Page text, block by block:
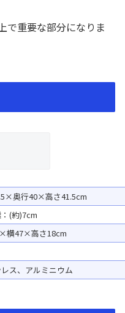
で重要な部分になりま
奥行40×高さ41.5cm
(約)7cm
横47×高さ18cm
ス、アルミニウム